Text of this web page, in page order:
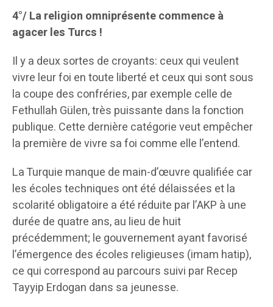
4°/ La religion omniprésente commence à
agacer les Turcs !
Il y a deux sortes de croyants: ceux qui veulent
vivre leur foi en toute liberté et ceux qui sont sous
la coupe des confréries, par exemple celle de
Fethullah Gülen, très puissante dans la fonction
publique. Cette dernière catégorie veut empêcher
la première de vivre sa foi comme elle l’entend.
La Turquie manque de main-d’œuvre qualifiée car
les écoles techniques ont été délaissées et la
scolarité obligatoire a été réduite par l’AKP à une
durée de quatre ans, au lieu de huit
précédemment; le gouvernement ayant favorisé
l’émergence des écoles religieuses (imam hatip),
ce qui correspond au parcours suivi par Recep
Tayyip Erdogan dans sa jeunesse.